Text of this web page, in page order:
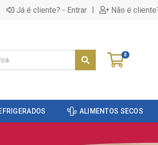
Já é cliente? - Entrar | Não é
0
ALIMENTOS SECOS